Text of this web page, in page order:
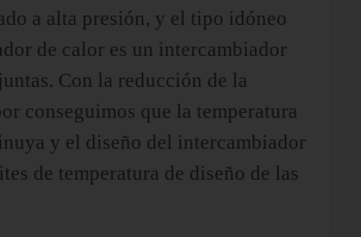
a alta presión, y el tipo idóneo
de calor es un intercambiador
Con la reducción de la
conseguimos que la temperatura
y el diseño del intercambiador
de temperatura de diseño de las